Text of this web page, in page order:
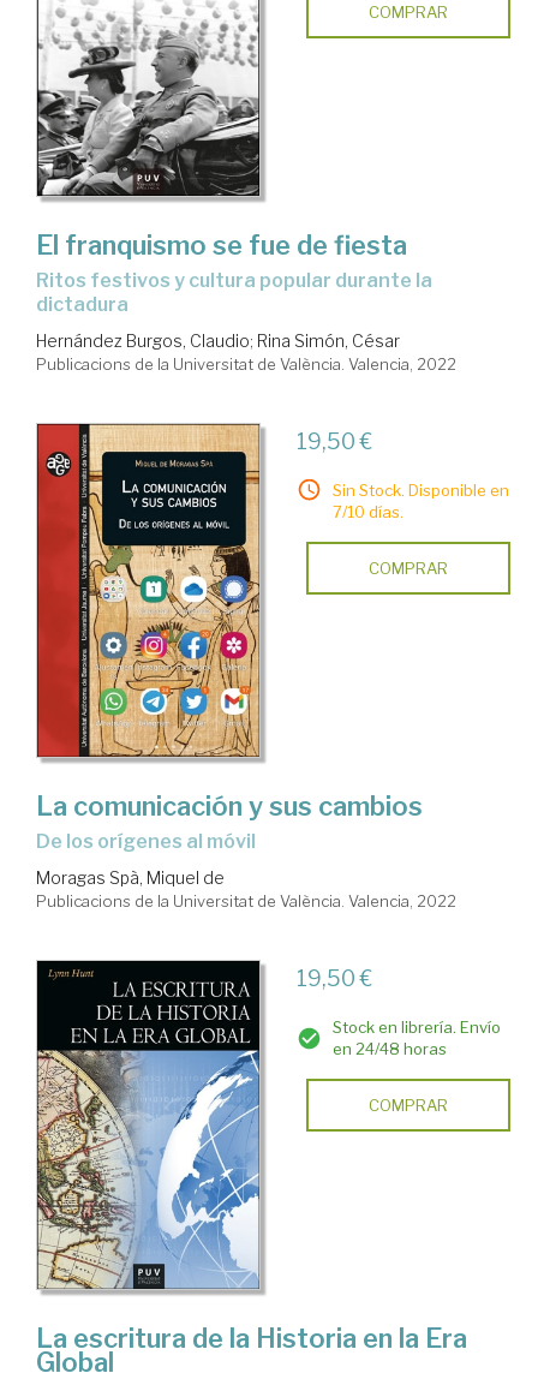
COMPRAR
El franquismo se fue de fiesta
ritos festivos y cultura popular durante la
dictadura
Hernández Burgos, Claudio; Rina Simón, César
Publicacions de la Universitat de València. Valencia, 2022
19,50 €
Sin Stock. Disponible en
7/10 días.
COMPRAR
La comunicación y sus cambios
de los orígenes al móvil
Moragas Spà, Miquel de
Publicacions de la Universitat de València. Valencia, 2022
19,50 €
Stock en librería. Envío
en 24/48 horas
COMPRAR
La escritura de la Historia en la Era
Global